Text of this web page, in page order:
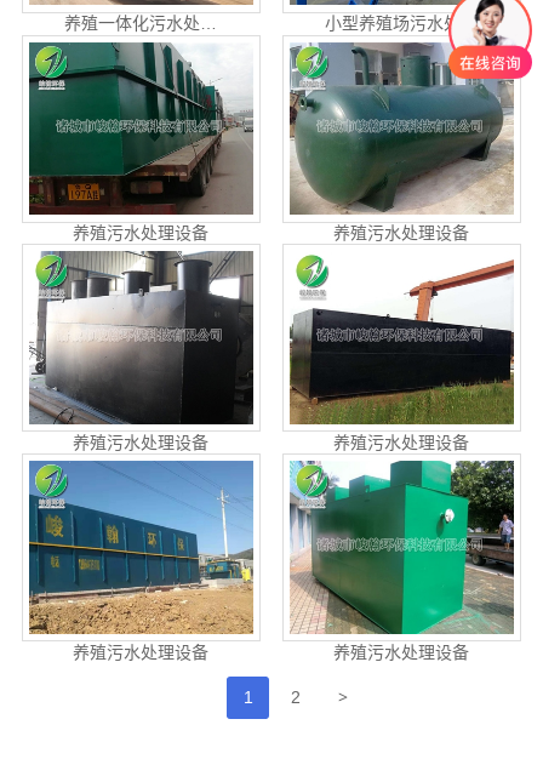
养殖一体化污水处… 小型养殖场污水处…
养殖污水处理设备 养殖污水处理设备
养殖污水处理设备 养殖污水处理设备
养殖污水处理设备 养殖污水处理设备
1 2 >